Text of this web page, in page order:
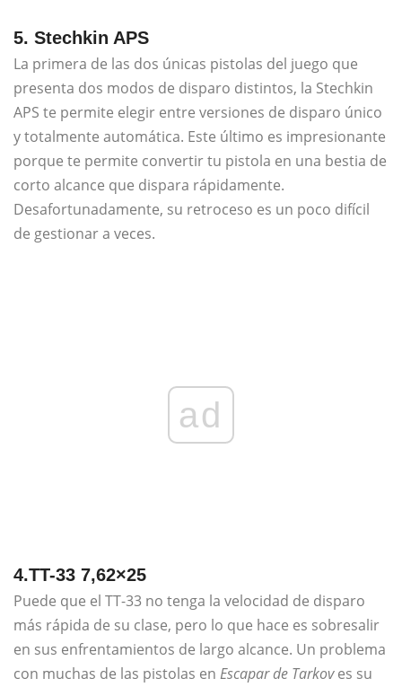
5. Stechkin APS
La primera de las dos únicas pistolas del juego que
presenta dos modos de disparo distintos, la Stechkin
APS te permite elegir entre versiones de disparo único
y totalmente automática. Este último es impresionante
porque te permite convertir tu pistola en una bestia de
corto alcance que dispara rápidamente.
Desafortunadamente, su retroceso es un poco difícil
de gestionar a veces.
ad
4.TT-33 7,62×25
Puede que el TT-33 no tenga la velocidad de disparo
más rápida de su clase, pero lo que hace es sobresalir
en sus enfrentamientos de largo alcance. Un problema
con muchas de las pistolas en Escapar de Tarkoves su